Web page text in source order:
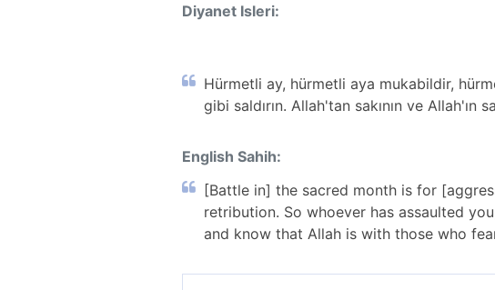
Diyanet Isleri:
Hürmetli ay, hürmetli aya mukabildir,
gibi saldırın. Allah'tan sakının ve Allah'ın
English Sahih:
[Battle in] the sacred month is for
retribution. So whoever has assaulted
and know that Allah is with those who